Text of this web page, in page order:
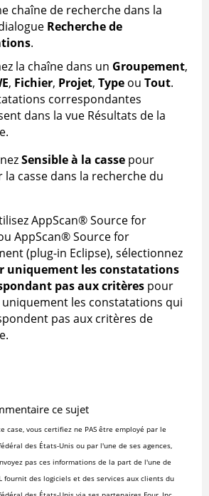
chaîne de recherche dans la
Recherche de
.
la chaîne dans un Groupement,
, Fichier, Projet, Type ou Tout.
correspondantes
dans la vue Résultats de la
Sensible à la casse pour
la casse dans la recherche du
AppScan®Source for
AppScan®Source for
(plug-in Eclipse), sélectionnez
uniquement les constatations
pas aux critères pour
les constatations qui
pas aux critères de
ce sujet
case, vous certifiez ne PAS être employé par le
des États-Unis ou par l'une de ses agences,
pas ces informations de la part de l'une de
fournit des logiciels et des services aux clients du